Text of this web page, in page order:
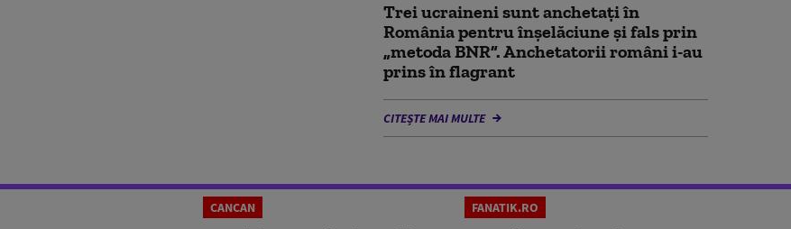
Trei ucraineni sunt anchetaţi în
România pentru înşelăciune și fals prin
„metoda BNR”. Anchetatorii români i-au
prins în flagrant
CITEȘTE MAI MULTE
CANCAN FANATIK.RO